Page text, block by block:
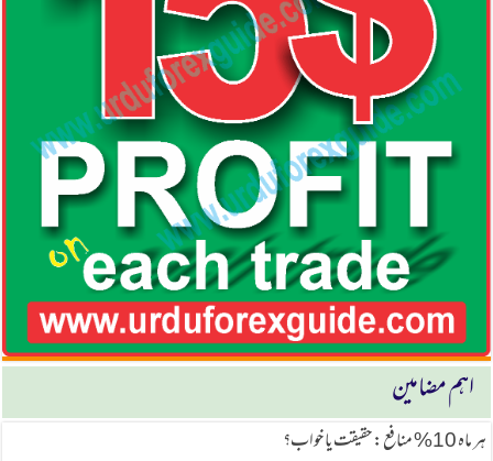
اہم مضامین
ہر ماہ 10% منافع: حقیقت یا خواب؟